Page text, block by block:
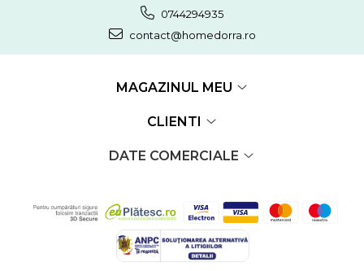
0744294935
contact@homedorra.ro
MAGAZINUL MEU
CLIENTI
DATE COMERCIALE